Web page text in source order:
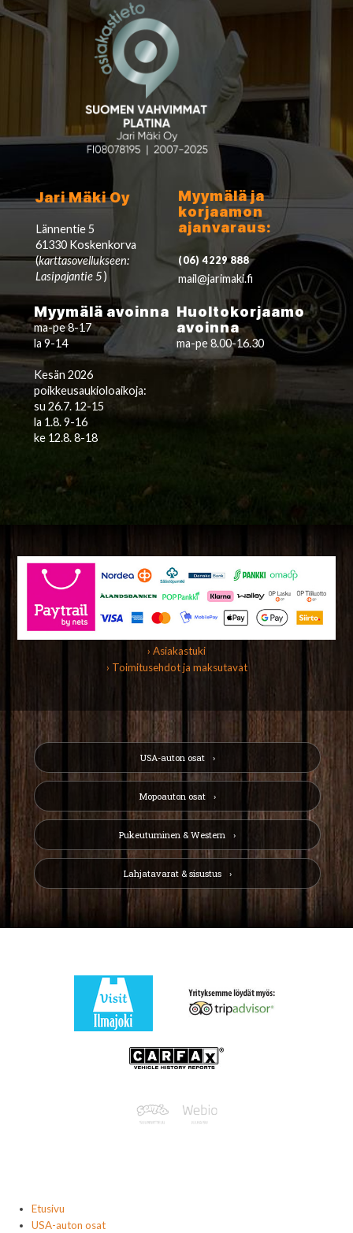
Jari Mäki Oy
Lännentie 5
61330 Koskenkorva
(karttasovellukseen:
Lasipajantie 5)
Myymälä ja
korjaamon
ajanvaraus:
(06) 4229 888
mail@jarimaki.fi
Myymälä avoinna
ma-pe 8-17
la 9-14
Kesän 2026
poikkeusaukioloaikoja:
su 26.7. 12-15
la 1.8. 9-16
ke 12.8. 8-18
Huoltokorjaamo
avoinna
ma-pe 8.00-16.30
› Asiakastuki
› Toimitusehdot ja maksutavat
USA-auton osat
Mopoauton osat
Pukeutuminen & Western
Lahjatavarat & sisustus
Etusivu
USA-auton osat